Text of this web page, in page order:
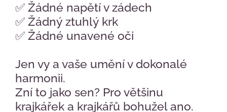
✅ Žádné napětí v zádech
✅ Žádný ztuhlý krk
✅ Žádné unavené oči
Jen vy a vaše umění v dokonalé
harmonii.
Zní to jako sen? Pro většinu
krajkářek a krajkářů bohužel ano.